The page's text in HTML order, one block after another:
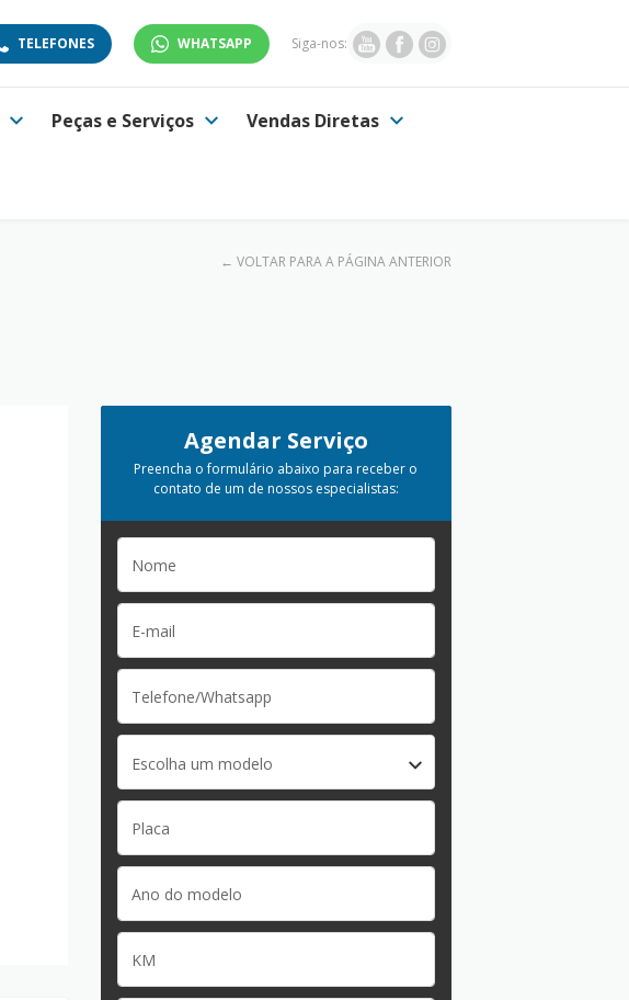
TELEFONES WHATSAPP Siga-nos:
Peças e Serviços Vendas Diretas
← VOLTAR PARA A PÁGINA ANTERIOR
Agendar Serviço
Preencha o formulário abaixo para receber o
contato de um de nossos especialistas:
Escolha um modelo